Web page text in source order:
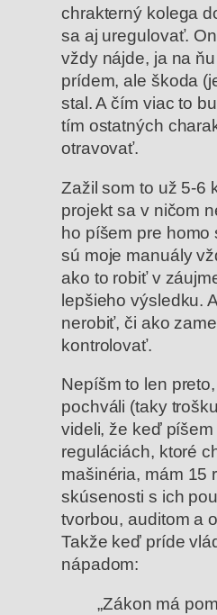
chrakterný kolega
sa aj uregulovať.
vždy nájde, ja na
prídem, ale škoda
stal. A čím viac to
tím ostatných
otravovať.
Zažil som to už 5-6
projekt sa v ničom
ho píšem pre homo
sú moje manuály
ako to robiť v
lepšieho výsledku.
nerobiť, či ako
kontrolovať.
Nepíšm to len
pochváli (taky
videli, že keď
reguláciách, ktoré
mašinéria, mám 15
skúsenosti s ich
tvorbou, auditom a
Takže keď príde
nápadom:
„Zákon má